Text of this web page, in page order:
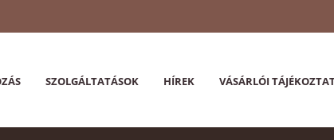
SZOLGÁLTATÁSOK HÍREK VÁSÁRLÓI